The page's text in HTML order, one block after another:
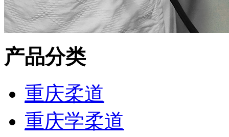
产品分类
重庆柔道
重庆学柔道